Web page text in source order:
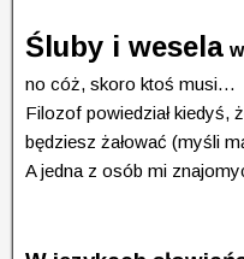
Śluby i wesela
no cóż, skoro ktoś musi…
Filozof powiedział kiedyś,
będziesz żałować (myśli
A jedna z osób mi